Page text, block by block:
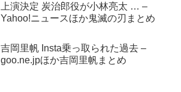
上演決定 炭治郎役が小林亮太 … –
Yahoo!ニュースほか鬼滅の刃まとめ
吉岡里帆 Insta乗っ取られた過去 –
goo.ne.jpほか吉岡里帆まとめ